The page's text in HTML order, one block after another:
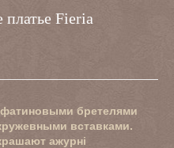
Fieria
бретелями
вставками.
ажурні